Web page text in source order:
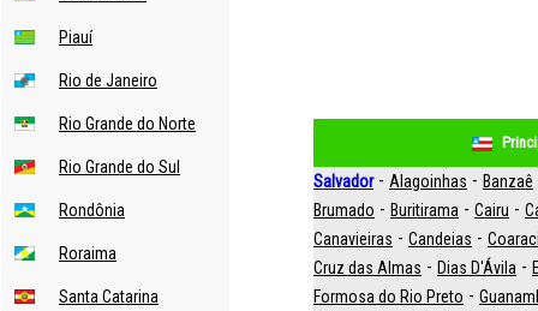
Piauí
Rio de Janeiro
Rio Grande do Norte
Rio Grande do Sul
Rondônia
Roraima
Santa Catarina
Salvador- Alagoinhas - Banzaê
Brumado - Buritirama - Cairu -
Canavieiras - Candeias -
Cruz das Almas - Dias D'Ávila -
Formosa do Rio Preto -